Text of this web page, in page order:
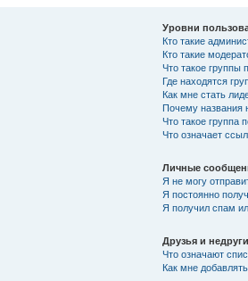
Уровни
Кто такие
Кто такие
Что такое группы
Где находятся
Как мне стать
Почему названия
Что такое группа
Что означает
Личные
Я не могу
Я постоянно
Я получил спам
Друзья и недруги
Что означают
Как мне